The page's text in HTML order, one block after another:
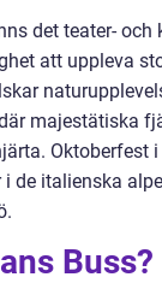
det teater-
att uppleva
majestätiska
Oktoberfest
italienska
Buss?